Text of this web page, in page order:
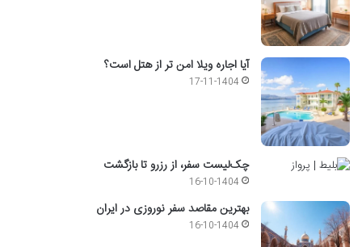
آیا اجاره ویلا امن تر از هتل است؟
17-11-1404
چک‌لیست سفر، از رزرو تا بازگشت
16-10-1404
بهترین مقاصد سفر نوروزی در ایران
16-10-1404